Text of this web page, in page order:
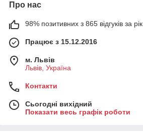
Про нас
98% позитивних з 865 відгуків за рік
Працює з 15.12.2016
м. Львів
Львів, Україна
Контакти
Сьогодні вихідний
Показати весь графік роботи